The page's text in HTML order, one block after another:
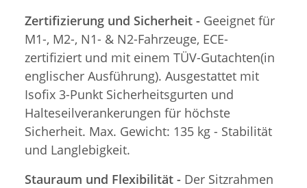
Zertifizierung und Sicherheit - Geeignet für
M1-, M2-, N1- & N2-Fahrzeuge, ECE-
zertifiziert und mit einem TÜV-Gutachten(in
englischer Ausführung). Ausgestattet mit
Isofix 3-Punkt Sicherheitsgurten und
Halteseilverankerungen für höchste
Sicherheit. Max. Gewicht: 135 kg - Stabilität
und Langlebigkeit.
Stauraum und Flexibilität - Der Sitzrahmen